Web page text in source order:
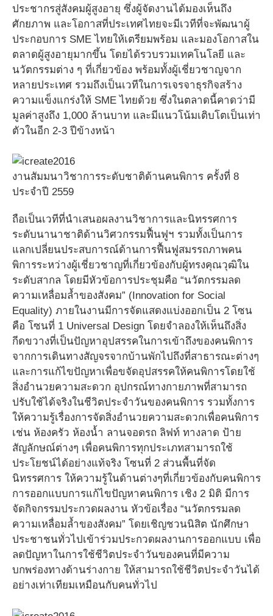
ประชากรสู่สังคมผู้สูงอายุ ซึ่งผู้จัดงานได้มองเห็นถึง
ศักยภาพ และโอกาสที่ประเทศไทยจะมีเวทีที่จะพัฒนาผู้
ประกอบการ SME ไทยให้เตรียมพร้อม และมองโอกาสใน
ตลาดผู้สูงอายุมากขึ้น โดยได้รวบรวมเทคโนโลยี และ
นวัตกรรมต่าง ๆ ที่เกี่ยวข้อง พร้อมทั้งผู้เชี่ยวชาญจาก
หลายประเทศ รวมถึงเป็นเวทีในการเจรจาธุรกิจสร้าง
ความแข็งแกร่งให้ SME ไทยด้วย ซึ่งในตลาดนี้คาดว่ามี
มูลค่าสูงถึง 1,000 ล้านบาท และมีแนวโน้มเติบโตเป็นเท่า
ตัวในอีก 2-3 ปีข้างหน้า
งานสัมมนาวิชาการระดับชาติด้านคนพิการ ครั้งที่ 8
ประจำปี 2559
ถือเป็นเวทีที่นำเสนอผลงานวิชาการและนิทรรศการ
ระดับนานาชาติด้านวิศวกรรมฟื้นฟูฯ รวมทั้งเป็นการ
แลกเปลี่ยนประสบการณ์ด้านการฟื้นฟูสมรรถภาพคน
พิการระหว่างผู้เชี่ยวชาญที่เกี่ยวข้องกับผู้ทรงคุณวุฒิใน
ระดับสากล โดยมีหัวข้อการประชุมคือ “นวัตกรรมลด
ความเหลื่อมล้ำของสังคม” (Innovation for Social
Equality) ภายในงานมีการจัดแสดงแบ่งออกเป็น 2 โซน
คือ โซนที่ 1 Universal Design โดยจำลองให้เห็นถึงสิ่ง
กีดขวางที่เป็นปัญหาอุปสรรคในการเข้าถึงของคนพิการ
จากการเดินทางสัญจรจากบ้านพักไปถึงที่สาธารณะต่างๆ
และการแก้ไขปัญหาเพื่อขจัดอุปสรรคให้คนพิการโดยใช้
สิ่งอำนวยความสะดวก อุปกรณ์ทางกายภาพที่สามารถ
ปรับใช้ได้จริงในชีวิตประจำวันของคนพิการ รวมทั้งการ
ให้ความรู้เรื่องการจัดสิ่งอำนวยความสะดวกเพื่อคนพิการ
เช่น ห้องครัว ห้องน้ำ ลานจอดรถ ลิฟท์ ทางลาด ป้าย
สัญลักษณ์ต่างๆ เพื่อคนพิการทุกประเภทสามารถใช้
ประโยชน์ได้อย่างแท้จริง โซนที่ 2 ส่วนพื้นที่จัด
นิทรรศการ ให้ความรู้ในด้านต่างๆที่เกี่ยวข้องกับคนพิการ
การออกแบบการแก้ไขปัญหาคนพิการ เชิง 2 มิติ มีการ
จัดกิจกรรมประกวดผลงาน หัวข้อเรื่อง “นวัตกรรมลด
ความเหลื่อมล้ำของสังคม” โดยเชิญชวนนิสิต นักศึกษา
ประชาชนทั่วไปเข้าร่วมประกวดผลงานการออกแบบ เพื่อ
ลดปัญหาในการใช้ชีวิตประจำวันของคนที่มีความ
บกพร่องทางด้านร่างกาย ให้สามารถใช้ชีวิตประจำวันได้
อย่างเท่าเทียมเหมือนกับคนทั่วไป